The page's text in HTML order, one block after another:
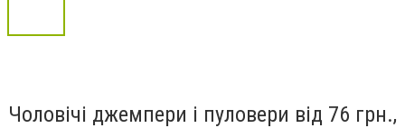
Чоловічі джемпери і пуловери від 76 грн.,